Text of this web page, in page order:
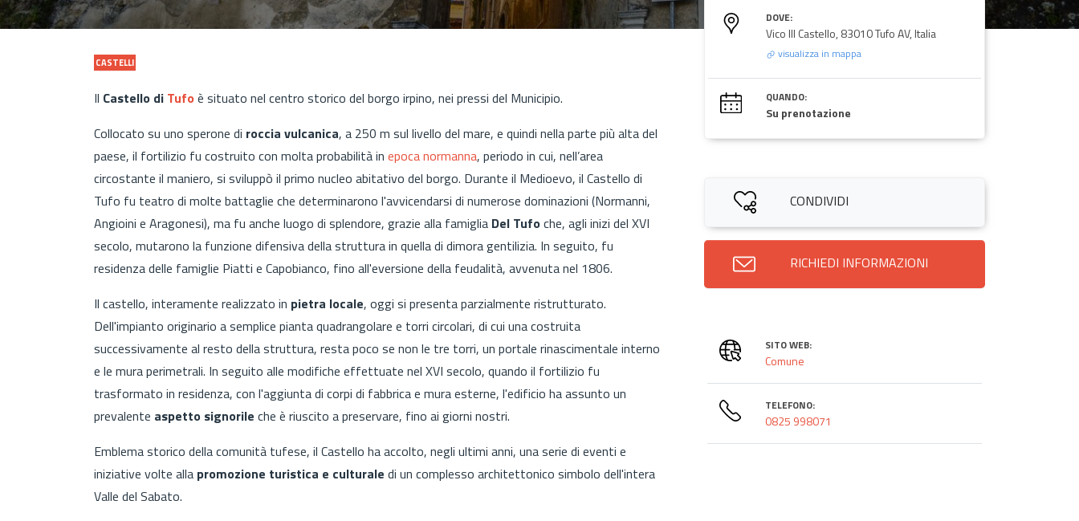
CASTELLI
Il Castello di Tufo è situato nel centro storico del borgo irpino, nei pressi del Municipio.
Collocato su uno sperone di roccia vulcanica, a 250 m sul livello del mare, e quindi nella parte più alta del
paese, il fortilizio fu costruito con molta probabilità in epoca normanna, periodo in cui, nell’area
circostante il maniero, si sviluppò il primo nucleo abitativo del borgo. Durante il Medioevo, il Castello di
Tufo fu teatro di molte battaglie che determinarono l'avvicendarsi di numerose dominazioni (Normanni,
Angioini e Aragonesi), ma fu anche luogo di splendore, grazie alla famiglia Del Tufoche, agli inizi del XVI
secolo, mutarono la funzione difensiva della struttura in quella di dimora gentilizia. In seguito, fu
residenza delle famiglie Piatti e Capobianco, fino all'eversione della feudalità, avvenuta nel 1806.
Il castello, interamente realizzato in pietra locale, oggi si presenta parzialmente ristrutturato.
Dell'impianto originario a semplice pianta quadrangolare e torri circolari, di cui una costruita
successivamente al resto della struttura, resta poco se non le tre torri, un portale rinascimentale interno
e le mura perimetrali. In seguito alle modifiche effettuate nel XVI secolo, quando il fortilizio fu
trasformato in residenza, con l'aggiunta di corpi di fabbrica e mura esterne, l'edificio ha assunto un
prevalente aspetto signorile che è riuscito a preservare, fino ai giorni nostri.
Emblema storico della comunità tufese, il Castello ha accolto, negli ultimi anni, una serie di eventi e
iniziative volte alla promozione turistica e culturale di un complesso architettonico simbolo dell'intera
Valle del Sabato.
DOVE:
Vico III Castello, 83010 Tufo AV, Italia
visualizza in mappa
QUANDO:
Su prenotazione
CONDIVIDI
RICHIEDI INFORMAZIONI
SITO WEB:
Comune
TELEFONO:
0825 998071